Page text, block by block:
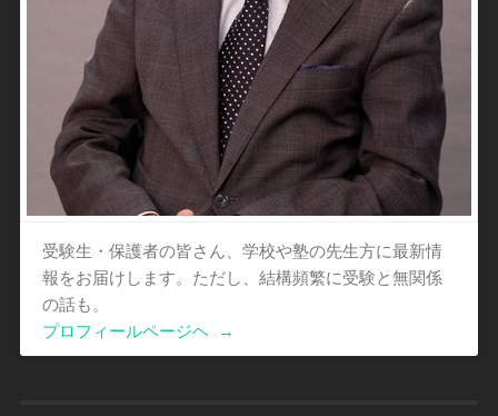
受験生・保護者の皆さん、学校や塾の先生方に最新情
報をお届けします。ただし、結構頻繁に受験と無関係
の話も。
プロフィールページヘ
→